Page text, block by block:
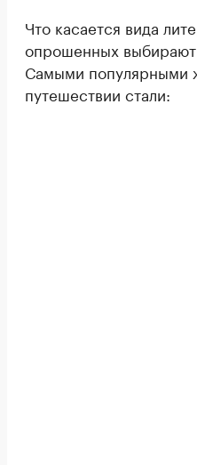
Что касается вида
опрошенных выбирают
Самыми популярными
путешествии стали: